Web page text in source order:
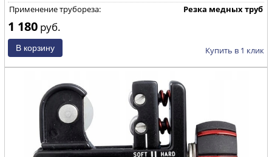
Применение трубореза:
Резка медных труб
1 180 руб.
Купить в 1 клик